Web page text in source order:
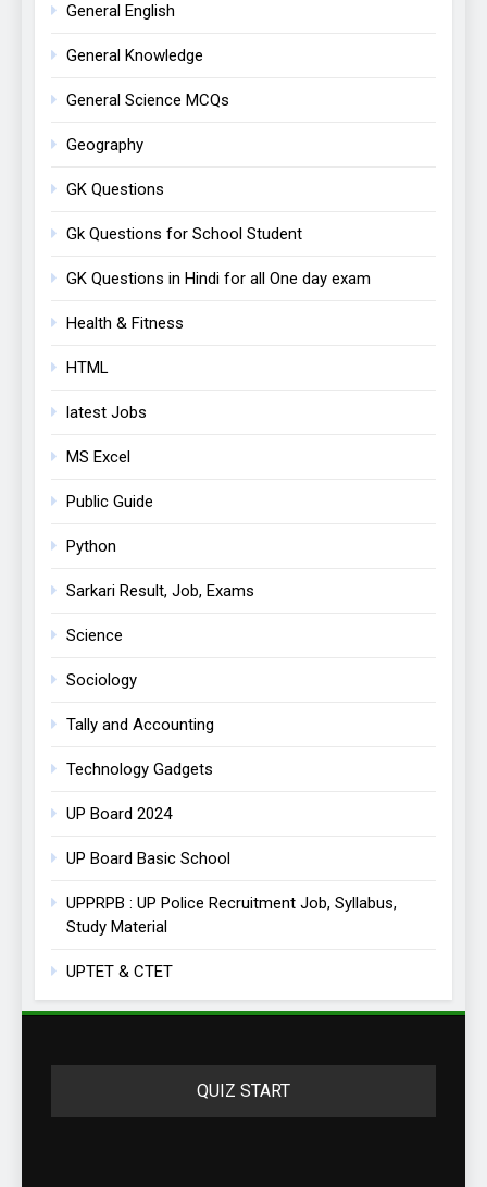
General English
General Knowledge
General Science MCQs
Geography
GK Questions
Gk Questions for School Student
GK Questions in Hindi for all One day exam
Health & Fitness
HTML
latest Jobs
MS Excel
Public Guide
Python
Sarkari Result, Job, Exams
Science
Sociology
Tally and Accounting
Technology Gadgets
UP Board 2024
UP Board Basic School
UPPRPB : UP Police Recruitment Job, Syllabus,
Study Material
UPTET & CTET
QUIZ START